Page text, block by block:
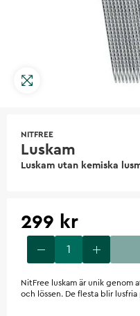
NITFREE
Luskam
Luskam utan kemiska
299 kr
NitFree luskam är unik
och lössen. De flesta blir